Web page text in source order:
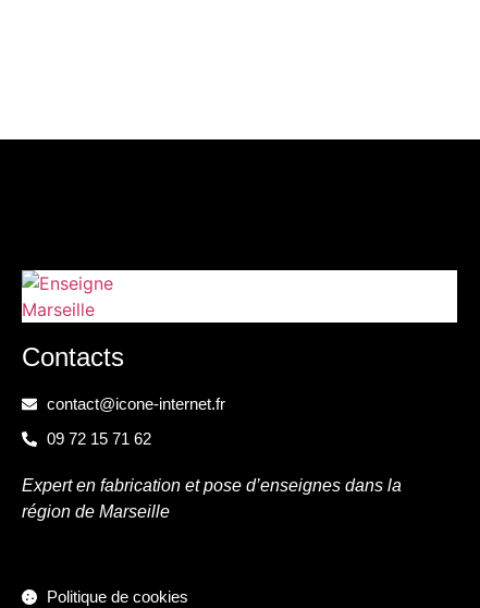
Contacts
contact@icone-internet.fr
09 72 15 71 62
Expert en fabrication et pose d’enseignes dans la
région de Marseille
Politique de cookies